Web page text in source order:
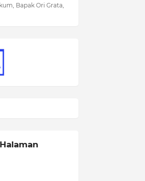
Bapak Ori Grata,